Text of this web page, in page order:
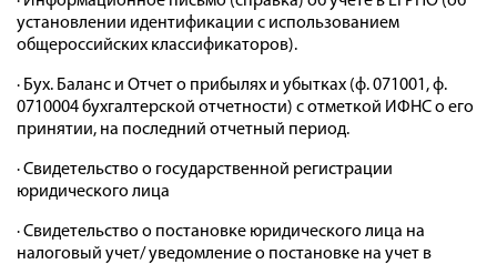
установлении идентификации с использованием
общероссийских классификаторов).
· Бух. Баланс и Отчет о прибылях и убытках (ф. 071001, ф.
0710004 бухгалтерской отчетности) с отметкой ИФНС о его
принятии, на последний отчетный период.
· Свидетельство о государственной регистрации
юридического лица
· Свидетельство о постановке юридического лица на
налоговый учет/ уведомление о постановке на учет в